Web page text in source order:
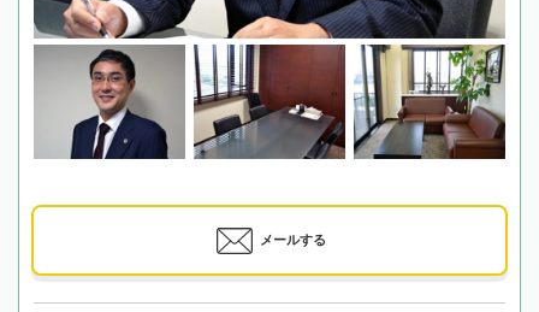
メールする